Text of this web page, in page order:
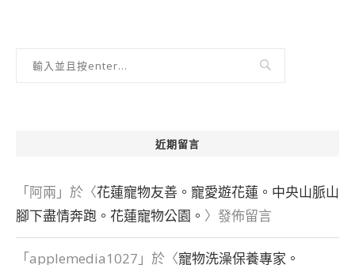
近期留言
「阿兩 」於〈花蓮寵物友善。寵愛遊花蓮。中央山脈山
腳下盡情奔跑。花蓮寵物公園。 〉發佈留言
「applemedia1027 」於〈寵物洗澡保養專家。